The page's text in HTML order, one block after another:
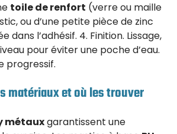
toile de renfort (verre ou maille
ou d’une petite pièce de zinc
dans l’adhésif. 4. Finition. Lissage,
pour éviter une poche d’eau.
progressif.
matériaux et où les trouver
métauxgarantissent une